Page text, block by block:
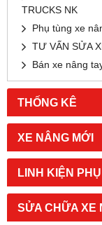
THỐNG KÊ
XE NÂNG MỚI
LINH KIỆN
SỬA CHỮA XE
TRUCKS NK
Phụ tùng xe
TƯ VẤN SỬA
Bán xe nâng